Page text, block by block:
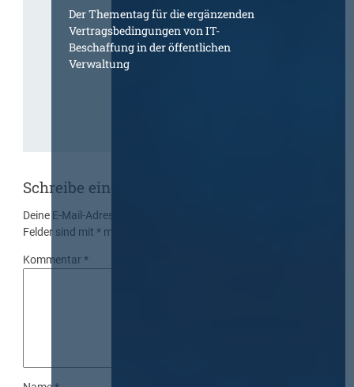
Der Thementag für die ergänzenden
Vertragsbedingungen von IT-
Beschaffung in der öffentlichen
Verwaltung
Schreibe einen Kommentar
Deine E-Mail-Adresse wird nicht veröffentlicht.
Felder sind mit* markiert
Kommentar*